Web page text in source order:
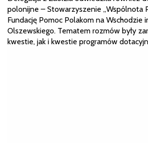
polonijne – Stowarzyszenie „Wspólnota
Fundację Pomoc Polakom na Wschodzie
Olszewskiego. Tematem rozmów były
kwestie, jak i kwestie programów